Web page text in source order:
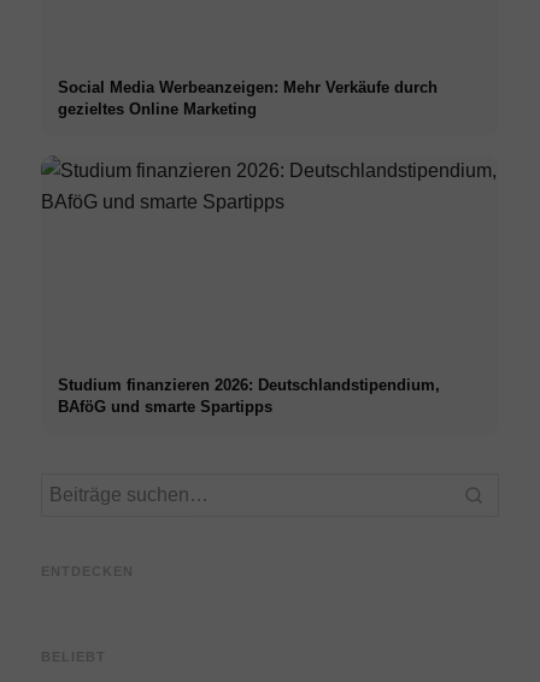
Social Media Werbeanzeigen: Mehr Verkäufe durch
gezieltes Online Marketing
Studium finanzieren 2026: Deutschlandstipendium,
BAföG und smarte Spartipps
ENTDECKEN
Vergütung und der direkte
BELIEBT